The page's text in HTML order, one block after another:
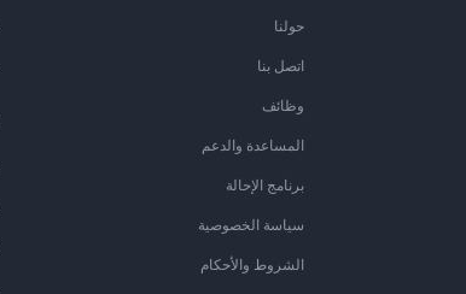
حولنا
اتصل بنا
وظائف
المساعدة والدعم
برنامج الإحالة
سياسة الخصوصية
الشروط والأحكام